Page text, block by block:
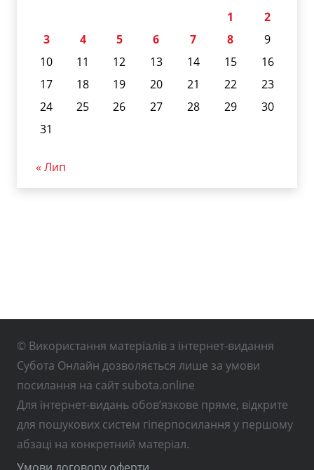
1
2
3
4 5 6 7 8
9
10
11 12 13 14 15
16
17
18 19 20 21 22
23
24
25 26 27 28 29
30
31
« Лип
© Використання матеріалів з інтернет-видання
Субота Онлайн дозволяється лише за умови
посилання на сайт subota.online
Для інтернет-видань обов’язкове пряме, відкрите
для пошукових систем гіперпосилання у першому
абзаці на конкретний матеріал.